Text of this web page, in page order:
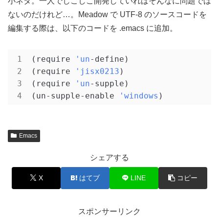
ないのだけれど…。Meadow で UTF-8 のソースコードを
編集する際は、以下のコードを .emacs に追加。
(require 'un-define)
(require
'jisx0213 )
(require
'un-supple)
(un-supple-enable
'windows
Emacs
シェアする
X はてブ LINE コピー
スポンサーリンク